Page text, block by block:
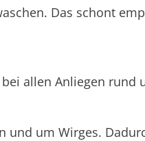
Das schont
allen Anliegen rund
und um Wirges.